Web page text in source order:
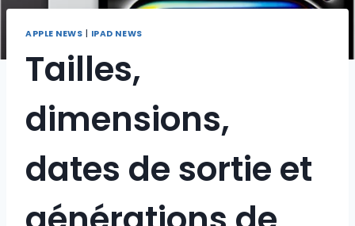
APPLE NEWS | IPAD NEWS
Tailles,
dimensions,
dates de sortie et